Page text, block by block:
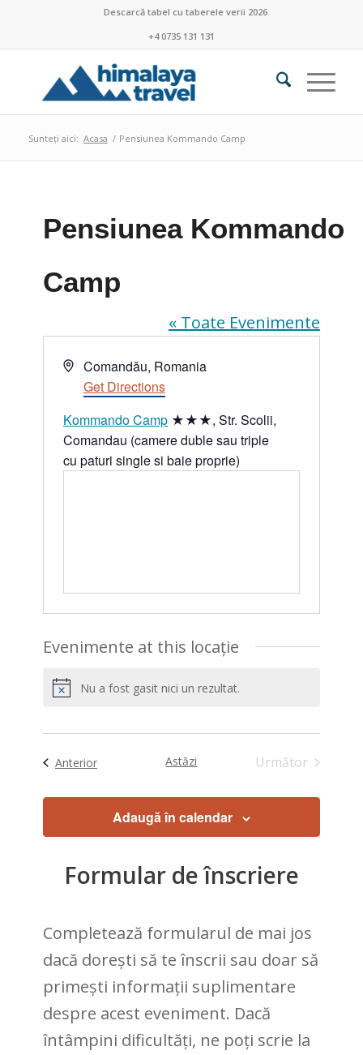
Descarcă tabel cu taberele verii 2026
+4 0735 131 131
Sunteți aici: Acasa / Pensiunea Kommando Camp
Pensiunea Kommando
Camp
« Toate Evenimente
Address
Comandău, Romania
Get Directions
Kommando Camp ★★★, Str. Scolii,
Comandau (camere duble sau triple
cu paturi single si baie proprie)
Evenimente at this locație
NotificareNu a fost gasit nici un rezultat.
AnteriorEvenimente Astăzi
Următor
Adaugă în calendar
Formular de înscriere
Completează formularul de mai jos
dacă dorești să te înscrii sau doar să
primești informații suplimentare
despre acest eveniment. Dacă
întâmpini dificultăți, ne poți scrie la